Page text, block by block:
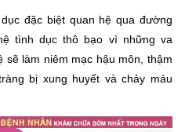
đặc biệt quan hệ qua đường
tình dục thô bạo vì những va
sẽ làm niêm mạc hậu môn, thậm
bị xung huyết và chảy máu